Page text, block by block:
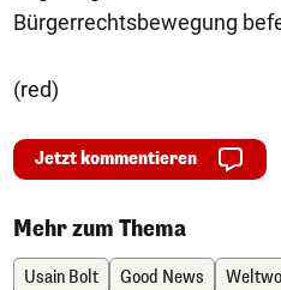
Bürgerrechtsbewegung
(red)
Jetzt kommentieren
Mehr zum Thema
Usain Bolt Good News